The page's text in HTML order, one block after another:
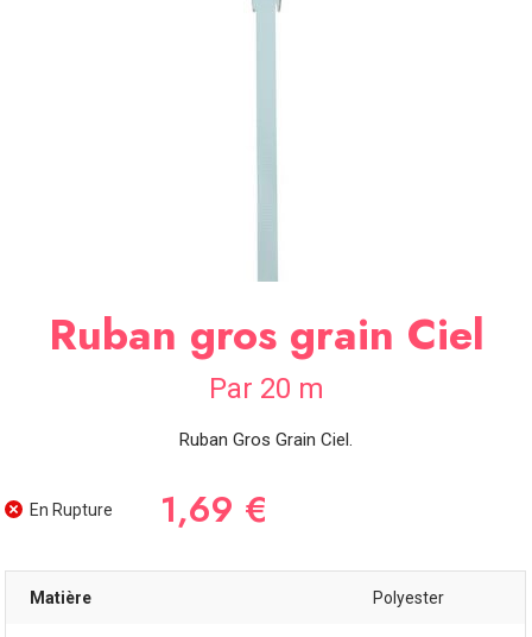
Ruban gros grain Ciel
Par 20 m
Ruban Gros Grain Ciel.
En Rupture 1,69 €
Matière Polyester